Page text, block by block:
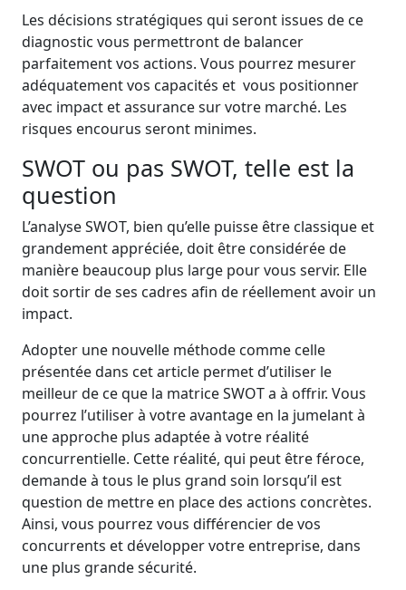
Les décisions stratégiques qui seront issues de ce
diagnostic vous permettront de balancer
parfaitement vos actions. Vous pourrez mesurer
adéquatement vos capacités et vous positionner
avec impact et assurance sur votre marché. Les
risques encourus seront minimes.
SWOT ou pas SWOT, telle est la
question
L’analyse SWOT, bien qu’elle puisse être classique et
grandement appréciée, doit être considérée de
manière beaucoup plus large pour vous servir. Elle
doit sortir de ses cadres afin de réellement avoir un
impact.
Adopter une nouvelle méthode comme celle
présentée dans cet article permet d’utiliser le
meilleur de ce que la matrice SWOT a à offrir. Vous
pourrez l’utiliser à votre avantage en la jumelant à
une approche plus adaptée à votre réalité
concurrentielle. Cette réalité, qui peut être féroce,
demande à tous le plus grand soin lorsqu’il est
question de mettre en place des actions concrètes.
Ainsi, vous pourrez vous différencier de vos
concurrents et développer votre entreprise, dans
une plus grande sécurité.